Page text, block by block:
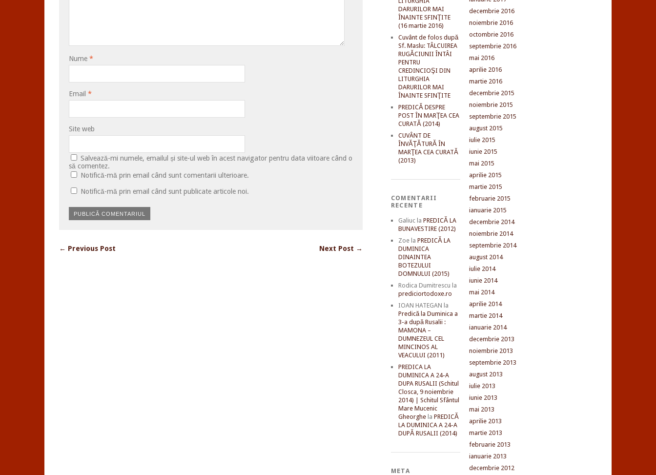
Nume *
Email *
Site web
Salvează-mi numele, emailul și site-ul web în acest navigator pentru data viitoare când o
să comentez.
Notifică-mă prin email când sunt comentarii ulterioare.
Notifică-mă prin email când sunt publicate articole noi.
← Previous Post Next Post →
DARURILOR MAI
ÎNAINTE SFINŢITE
(16 martie 2016)
Cuvânt de folos după
Sf. Maslu: TÂLCUIREA
RUGĂCIUNII ÎNTÂI
PENTRU
CREDINCIOŞI DIN
LITURGHIA
DARURILOR MAI
ÎNAINTE SFINŢITE
PREDICĂ DESPRE
POST ÎN MARŢEA CEA
CURATĂ (2014)
CUVÂNT DE
ÎNVĂŢĂTURĂ ÎN
MARŢEA CEA CURATĂ
(2013)
COMENTARII
RECENTE
Galiucla PREDICĂ LA
BUNAVESTIRE (2012)
Zoela PREDICĂ LA
DUMINICA
DINAINTEA
BOTEZULUI
DOMNULUI (2015)
Rodica Dumitrescu la
prediciortodoxe.ro
IOAN HATEGAN la
Predică la Duminica a
3-a după Rusalii :
MAMONA –
DUMNEZEUL CEL
MINCINOS AL
VEACULUI (2011)
PREDICA LA
DUMINICA A 24-A
DUPA RUSALII (Schitul
Closca, 9 noiembrie
2014) | Schitul Sfântul
Mare Mucenic
Gheorghela PREDICĂ
LA DUMINICA A 24-A
DUPĂ RUSALII (2014)
META
decembrie 2016
noiembrie 2016
octombrie 2016
septembrie 2016
mai 2016
aprilie 2016
martie 2016
decembrie 2015
noiembrie 2015
septembrie 2015
august 2015
iulie 2015
iunie 2015
mai 2015
aprilie 2015
martie 2015
februarie 2015
ianuarie 2015
decembrie 2014
noiembrie 2014
septembrie 2014
august 2014
iulie 2014
iunie 2014
mai 2014
aprilie 2014
martie 2014
ianuarie 2014
decembrie 2013
noiembrie 2013
septembrie 2013
august 2013
iulie 2013
iunie 2013
mai 2013
aprilie 2013
martie 2013
februarie 2013
ianuarie 2013
decembrie 2012